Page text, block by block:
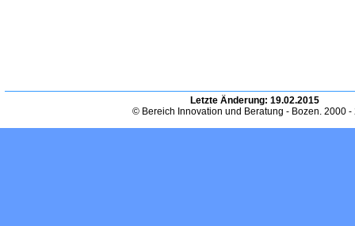
Letzte Änderung: 19.02.2015
© Bereich Innovation und Beratung - Bozen. 2000 -